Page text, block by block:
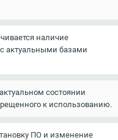
наличие
актуальными базами
состоянии
к использованию.
ПО и изменение